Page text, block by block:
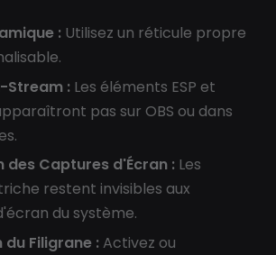
: Utilisez un réticule propre
Stream : Les éléments ESP et
pas sur OBS ou dans
des Captures d'Écran : Les
restent invisibles aux
du système.
Filigrane : Activez ou